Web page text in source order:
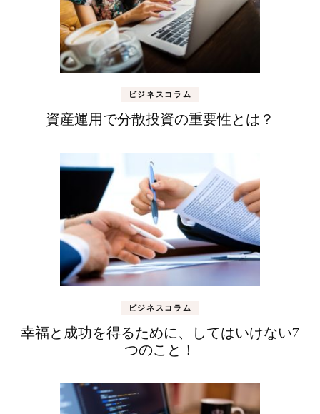
ビジネスコラム
資産運用で分散投資の重要性とは？
ビジネスコラム
幸福と成功を得るために、してはいけない7
つのこと！